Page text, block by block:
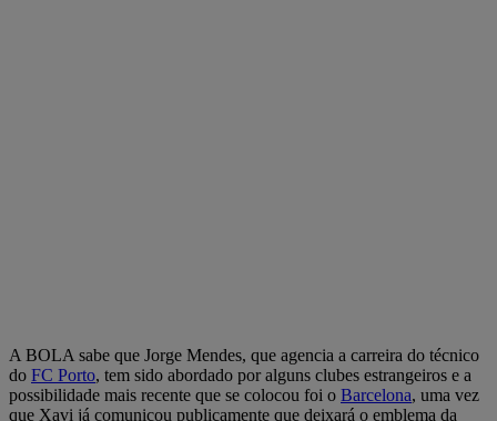
A BOLA sabe que Jorge Mendes, que agencia a carreira do técnico
do FC Porto, tem sido abordado por alguns clubes estrangeiros e a
possibilidade mais recente que se colocou foi o Barcelona, uma vez
que Xavi já comunicou publicamente que deixará o emblema da